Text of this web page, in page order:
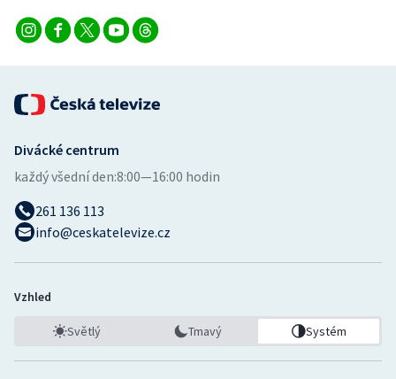
Volejbal
Divácké centrum
každý všední den:8:00—16:00 hodin
261 136 113
info@ceskatelevize.cz
Vzhled
Světlý Tmavý Systém